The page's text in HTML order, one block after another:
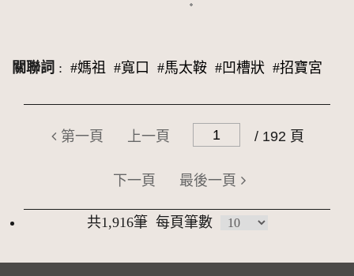
關聯詞 : #媽祖 #寬口 #馬太鞍 #凹槽狀 #招寶宮
第一頁 上一頁 / 192 頁
下一頁 最後一頁
共1,916筆 每頁筆數